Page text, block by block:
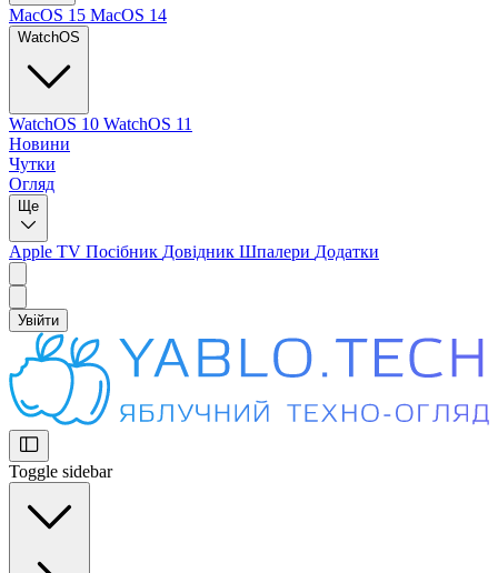
MacOS 15 MacOS 14
WatchOS
WatchOS 10 WatchOS 11
Новини
Чутки
Огляд
Ще
Apple TV Посібник Довідник Шпалери Додатки
Увійти
Toggle sidebar